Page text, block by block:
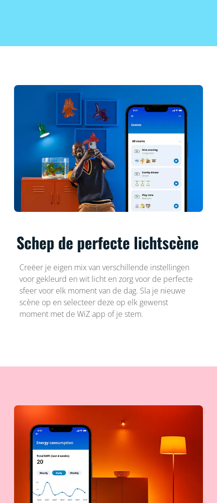
Schep de perfecte lichtscène
Creëer je eigen mix van verschillende instellingen
voor gekleurd en wit licht en zorg voor de perfecte
sfeer voor elk moment van de dag. Sla je nieuwe
scène op en selecteer deze op elk gewenst
moment met de WiZ app of je stem.